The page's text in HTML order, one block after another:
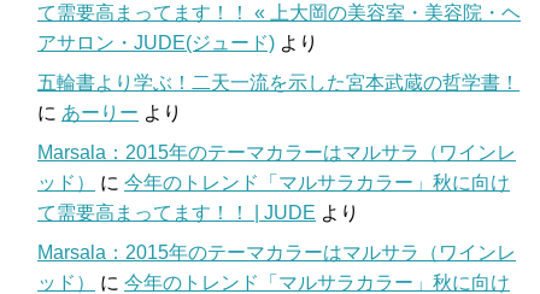
て需要高まってます！！ « 上大岡の美容室・美容院・ヘ
アサロン・JUDE(ジュード) より
五輪書より学ぶ！二天一流を示した宮本武蔵の哲学書！
に あーりー より
Marsala：2015年のテーマカラーはマルサラ（ワインレ
ッド）
に 今年のトレンド「マルサラカラー」秋に向け
て需要高まってます！！ | JUDE より
Marsala：2015年のテーマカラーはマルサラ（ワインレ
ッド）
に 今年のトレンド「マルサラカラー」秋に向け